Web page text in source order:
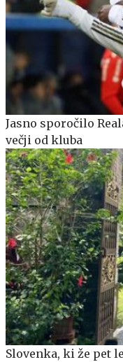
Jasno sporočilo
večji od kluba
Slovenka, ki že pet